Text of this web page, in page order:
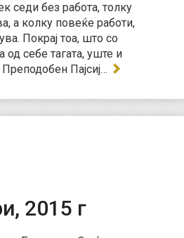
седи без работа, толку
а колку повеќе работи,
Покрај тоа, што со
од себе тагата, уште и
Пајсиј…
2015 г